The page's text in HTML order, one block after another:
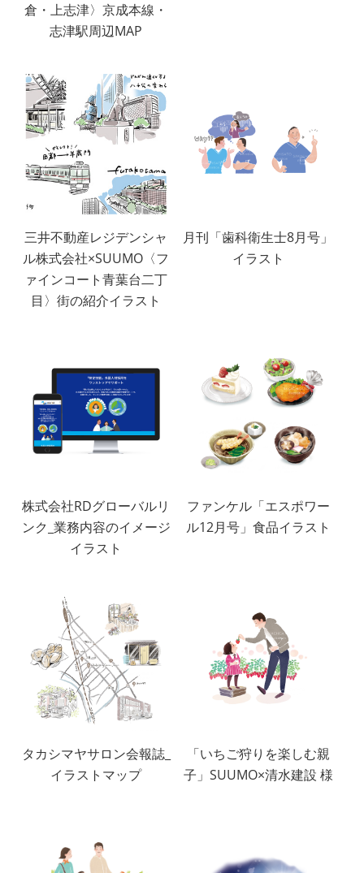
倉・上志津〉京成本線・
志津駅周辺MAP
三井不動産レジデンシャ
ル株式会社×SUUMO〈フ
ァインコート青葉台二丁
目〉街の紹介イラスト
月刊「歯科衛生士8月号」
イラスト
株式会社RDグローバルリ
ンク_業務内容のイメージ
イラスト
ファンケル「エスポワー
ル12月号」食品イラスト
タカシマヤサロン会報誌_
イラストマップ
「いちご狩りを楽しむ親
子」SUUMO×清水建設 様